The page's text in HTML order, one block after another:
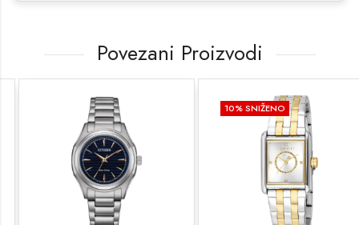
Povezani Proizvodi
% SNIŽENO